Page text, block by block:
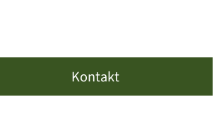
Kontakt